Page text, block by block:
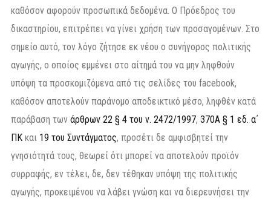
καθόσον αφορούν προσωπικά δεδομένα. Ο Πρόεδρος του
δικαστηρίου, επιτρέπει να γίνει χρήση των προσαγομένων. Στο
σημείο αυτό, τον λόγο ζήτησε εκ νέου ο συνήγορος πολιτικής
αγωγής, ο οποίος εμμένει στο αίτημά του να μην ληφθούν
υπόψη τα προσκομιζόμενα από τις σελίδες του facebook,
καθόσον αποτελούν παράνομο αποδεικτικό μέσο, ληφθέν κατά
παράβαση των άρθρων 22 § 4 του ν. 2472/1997, 370Α § 1 εδ. α΄
ΠΚ και 19 του Συντάγματος, προσέτι δε αμφισβητεί την
γνησιότητά τους, θεωρεί ότι μπορεί να αποτελούν προϊόν
συρραφής, εν τέλει, δε, δεν τέθηκαν υπόψη της πολιτικής
αγωγής, προκειμένου να λάβει γνώση και να διερευνήσει την